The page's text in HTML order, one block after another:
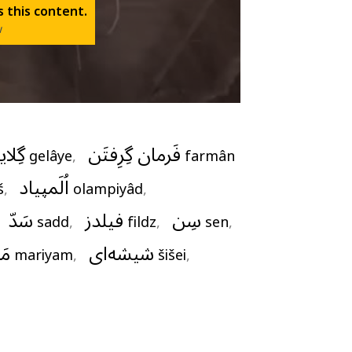
this content.
gelâye, فَرمان گِرِفتَن farmân
, اُلَمپیاد olampiyâd
سَدّ sadd, فیلدز fildz, سِن sen
mariyam, شیشه‌ای šišei